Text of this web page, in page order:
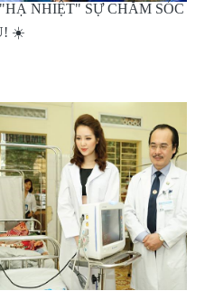
NHIỆT" SỰ CHĂM SÓC
☀️